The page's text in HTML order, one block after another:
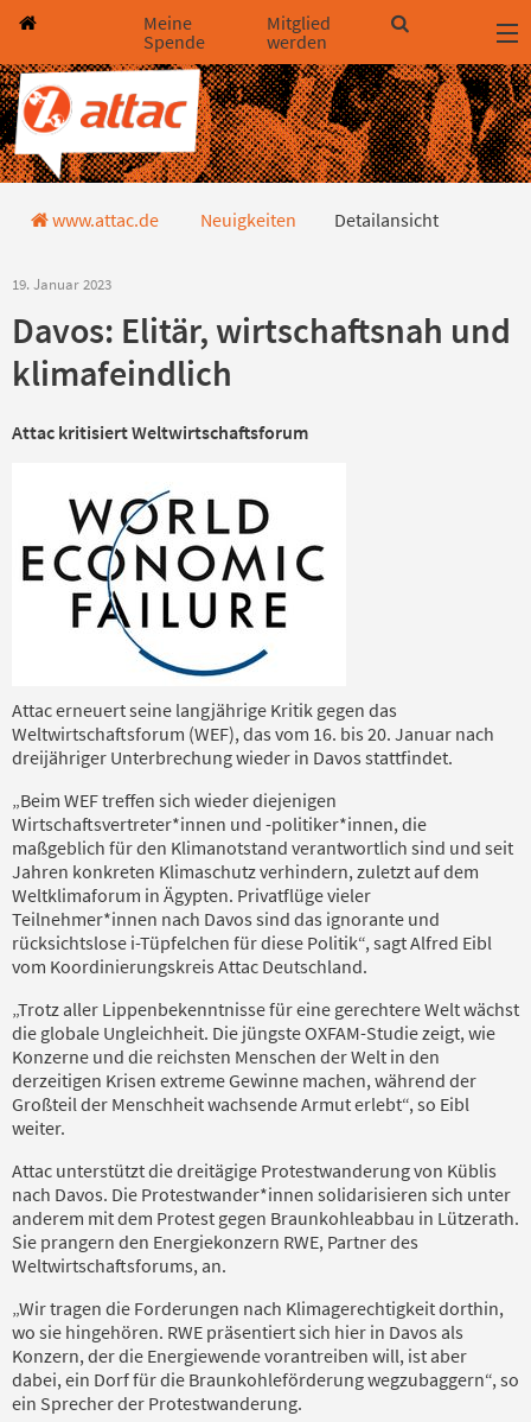
Direkt zum Hauptinhalt springen
Direkt zur Haupt-Navigation springen
Direkt zur Service-Navigation springen
Direkt zur Footer-Navigation springen
Direkt zum Footerinhalt springen
Meine
Spende
Mitglied
werden
Detailansicht
www.attac.de Neuigkeiten Detailansicht
19. Januar 2023
Davos: Elitär, wirtschaftsnah und
klimafeindlich
Attac kritisiert Weltwirtschaftsforum
Attac erneuert seine langjährige Kritik gegen das
Weltwirtschaftsforum (WEF), das vom 16. bis 20. Januar nach
dreijähriger Unterbrechung wieder in Davos stattfindet.
„Beim WEF treffen sich wieder diejenigen
Wirtschaftsvertreter*innen und -politiker*innen, die
maßgeblich für den Klimanotstand verantwortlich sind und seit
Jahren konkreten Klimaschutz verhindern, zuletzt auf dem
Weltklimaforum in Ägypten. Privatflüge vieler
Teilnehmer*innen nach Davos sind das ignorante und
rücksichtslose i-Tüpfelchen für diese Politik“, sagt Alfred Eibl
vom Koordinierungskreis Attac Deutschland.
„Trotz aller Lippenbekenntnisse für eine gerechtere Welt wächst
die globale Ungleichheit. Die jüngste OXFAM-Studie zeigt, wie
Konzerne und die reichsten Menschen der Welt in den
derzeitigen Krisen extreme Gewinne machen, während der
Großteil der Menschheit wachsende Armut erlebt“, so Eibl
weiter.
Attac unterstützt die dreitägige Protestwanderung von Küblis
nach Davos. Die Protestwander*innen solidarisieren sich unter
anderem mit dem Protest gegen Braunkohleabbau in Lützerath.
Sie prangern den Energiekonzern RWE, Partner des
Weltwirtschaftsforums, an.
„Wir tragen die Forderungen nach Klimagerechtigkeit dorthin,
wo sie hingehören. RWE präsentiert sich hier in Davos als
Konzern, der die Energiewende vorantreiben will, ist aber
dabei, ein Dorf für die Braunkohleförderung wegzubaggern“, so
ein Sprecher der Protestwanderung.